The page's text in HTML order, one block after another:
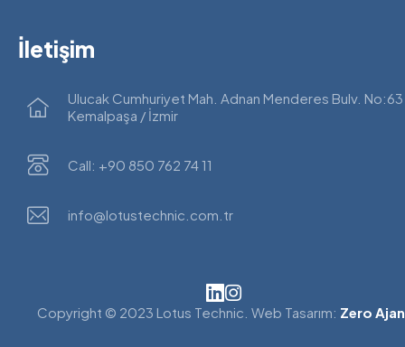
İletişim
Ulucak Cumhuriyet Mah. Adnan Menderes Bulv. No:63
Kemalpaşa / İzmir
Call: +90 850 762 74 11
info@lotustechnic.com.tr
Copyright © 2023 Lotus Technic. Web Tasarım: Zero